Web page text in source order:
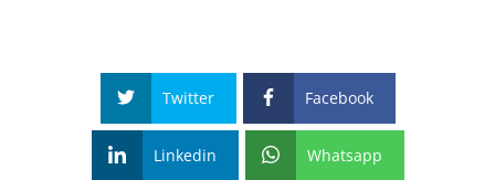
Twitter Facebook
Linkedin Whatsapp